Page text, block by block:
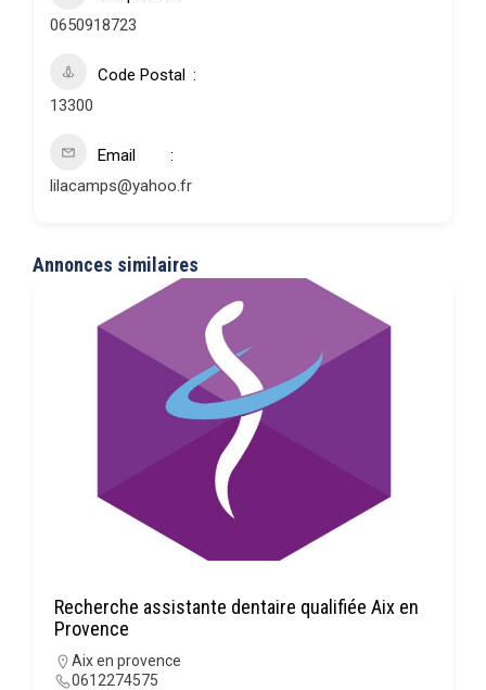
0650918723
Code Postal
13300
Email
lilacamps@yahoo.fr
Annonces similaires
Recherche assistante dentaire qualifiée Aix en
Provence
Aix en provence
0612274575